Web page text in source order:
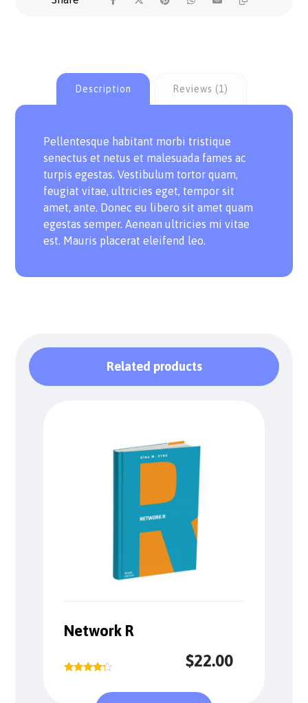
Description Reviews (1)
Pellentesque habitant morbi tristique
senectus et netus et malesuada fames ac
turpis egestas. Vestibulum tortor quam,
feugiat vitae, ultricies eget, tempor sit
amet, ante. Donec eu libero sit amet quam
egestas semper. Aenean ultricies mi vitae
est. Mauris placerat eleifend leo.
Related products
Network R
$22.00